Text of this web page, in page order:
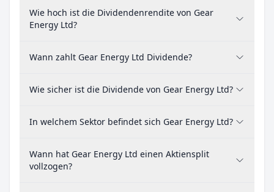
Wie hoch ist die Dividendenrendite von Gear
Energy Ltd?
Wann zahlt Gear Energy Ltd Dividende?
Wie sicher ist die Dividende von Gear Energy Ltd?
In welchem Sektor befindet sich Gear Energy Ltd?
Wann hat Gear Energy Ltd einen Aktiensplit
vollzogen?